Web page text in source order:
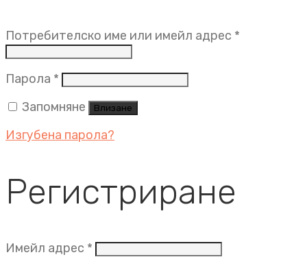
Потребителско име или имейл адрес *
Парола * Задължително
Запомняне
Влизане
Изгубена парола?
Регистриране
Имейл адрес * Задължително